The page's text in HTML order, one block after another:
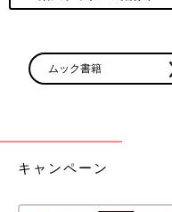
ムック書籍
キャンペーン